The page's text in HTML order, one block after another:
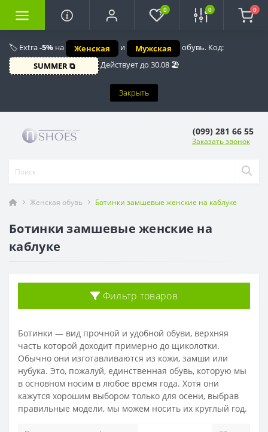
🏷️ Extra-5% на Женская и Мужская
обувь. Код:
SUMMER ⧉
Действует до 30.08 🏖️
Закрыть
0 0 0
(099) 281 66 55
Заказать звонок
Женская обувь Ботинки замшевые женские на каблуке
Ботинки замшевые женские на
каблуке
Фильтр товаров
Ботинки — вид прочной и удобной обуви, верхняя
часть которой доходит примерно до щиколотки.
Обычно они изготавливаются из кожи, замши или
нубука. Это, пожалуй, единственная обувь, которую мы
в основном носим в любое время года. Хотя они
кажутся хорошим выбором только для осени, выбрав
правильные модели, мы можем носить их круглый год.